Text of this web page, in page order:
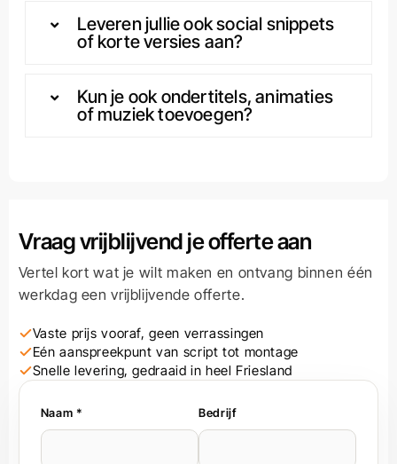
Leveren jullie ook social snippets
of korte versies aan?
Kun je ook ondertitels, animaties
of muziek toevoegen?
Vraag vrijblijvend je offerte aan
Vertel kort wat je wilt maken en ontvang binnen één
werkdag een vrijblijvende offerte.
Vaste prijs vooraf, geen verrassingen
Eén aanspreekpunt van script tot montage
Snelle levering, gedraaid in heel Friesland
Naam * Bedrijf